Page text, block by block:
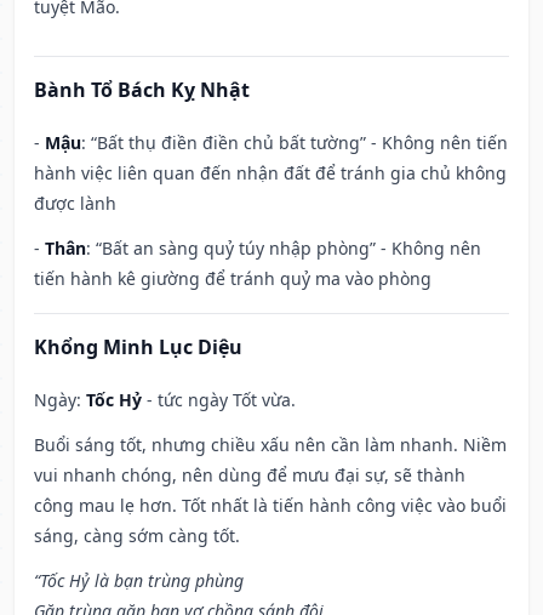
tuyệt Mão.
Bành Tổ Bách Kỵ Nhật
- Mậu: “Bất thụ điền điền chủ bất tường” - Không nên tiến
hành việc liên quan đến nhận đất để tránh gia chủ không
được lành
- Thân: “Bất an sàng quỷ túy nhập phòng” - Không nên
tiến hành kê giường để tránh quỷ ma vào phòng
Khổng Minh Lục Diệu
Ngày: Tốc Hỷ - tức ngày Tốt vừa.
Buổi sáng tốt, nhưng chiều xấu nên cần làm nhanh. Niềm
vui nhanh chóng, nên dùng để mưu đại sự, sẽ thành
công mau lẹ hơn. Tốt nhất là tiến hành công việc vào buổi
sáng, càng sớm càng tốt.
“Tốc Hỷ là bạn trùng phùng